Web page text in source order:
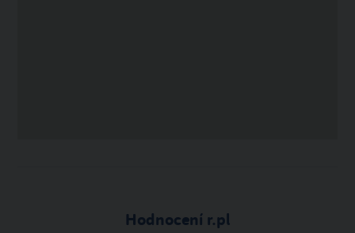
Hodnocení r.pl